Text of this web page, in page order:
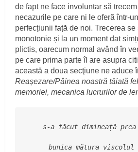
de fapt ne face involuntar să
necazurile pe care ni le oferă într-
perfecțiunii față de noi. Trecerea se
monotonie și la un moment dat
plictis, oarecum normal având în
pe care prima parte îl are asupra
această a doua secţiune ne aduce
Reașezare/Pâinea noastră tăiată
memoriei, mecanica lucrurilor de
s-a făcut dimineață
bunica mătura viscolul